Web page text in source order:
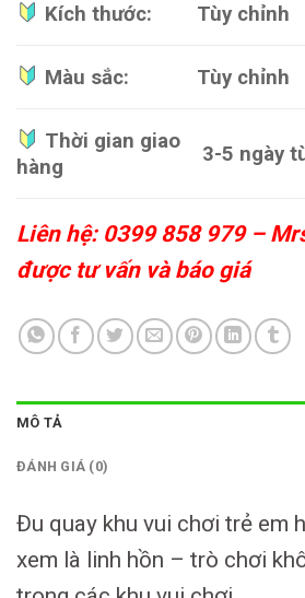
Kích thước: Tùy chỉnh
Màu sắc: Tùy chỉnh
Thời gian giao
hàng
3-5 ngày
Liên hệ: 0399 858 979 –
được tư vấn và báo giá
MÔ TẢ
ĐÁNH GIÁ (0)
Đu quay khu vui chơi trẻ em
xem là linh hồn – trò chơi